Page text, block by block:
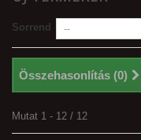
Sorrend
Összehasonlítás (0)
Mutat 1 - 12 / 12